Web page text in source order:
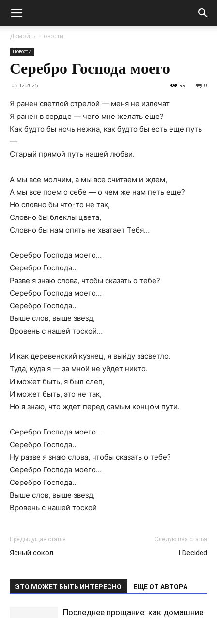
Домой Новости
Новости
Серебро Господа моего
05.12.2025 0
99
Я ранен светлой стрелой — меня не излечат.
Я ранен в сердце — чего мне желать еще?
Как будто бы ночь нежна, как будто бы есть еще путь
—
Старый прямой путь нашей любви.
А мы все молчим, а мы все считаем и ждем,
А мы все поем о себе — о чем же нам петь еще?
Но словно бы что-то не так,
Словно бы блеклы цвета,
Словно бы нам опять не хватает Тебя…
Серебро Господа моего…
Серебро Господа…
Разве я знаю слова, чтобы сказать о тебе?
Серебро Господа моего…
Серебро Господа…
Выше слов, выше звезд,
Вровень с нашей тоской…
И как деревенский кузнец, я выйду засветло.
Туда, куда я — за мной не уйдет никто.
И может быть, я был слеп,
И может быть, это не так,
Но я знаю, что ждет перед самым концом пути.
Серебро Господа моего…
Серебро Господа…
Ну разве я знаю слова, чтобы сказать о тебе?
Серебро Господа моего…
Серебро Господа…
Выше слов, выше звезд,
Вровень с нашей тоской
Предыдущая статья
Ясный сокол
Следующая статья
I Decided
ЭТО МОЖЕТ БЫТЬ ИНТЕРЕСНО ЕЩЕ ОТ АВТОРА
Последнее прощание: как домашние